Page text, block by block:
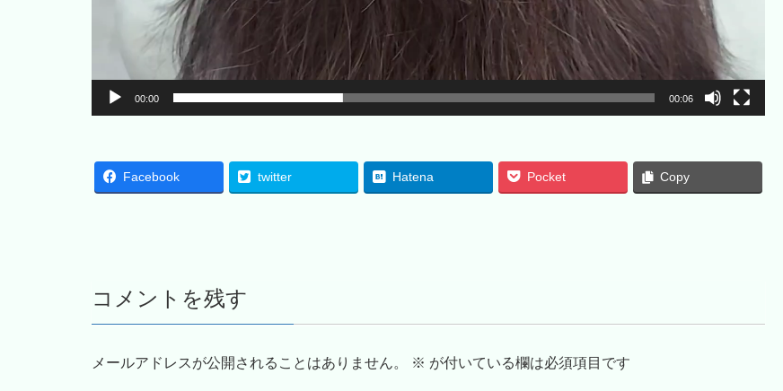
00:00 00:06
Facebook twitter Hatena Pocket Copy
コメントを残す
メールアドレスが公開されることはありません。 ※ が付いている欄は必須項目です